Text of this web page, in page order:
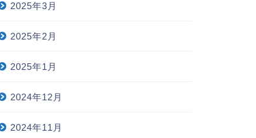
2025年3月
2025年2月
2025年1月
2024年12月
2024年11月